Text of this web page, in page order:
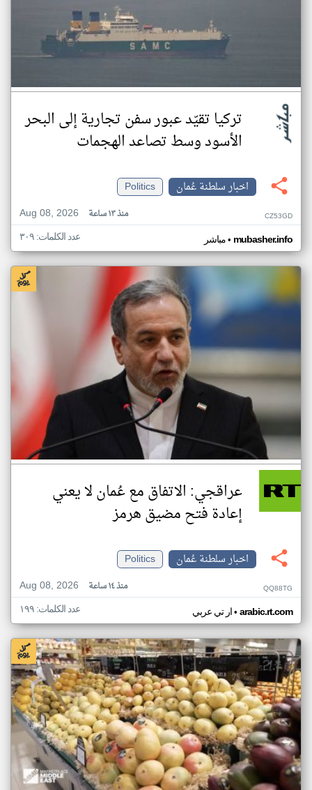
تركيا تقيّد عبور سفن تجارية إلى البحر
الأسود وسط تصاعد الهجمات
اخبار سلطنة عُمان
Politics
Aug 08, 2026
منذ ١٣ ساعة CZ53GD
مباشر• mubasher.info عدد الكلمات: ٣٠٩
عراقجي: الاتفاق مع عُمان لا يعني
إعادة فتح مضيق هرمز
اخبار سلطنة عُمان
Politics
Aug 08, 2026
منذ ١٤ ساعة QQ88TG
ار تي عربي• arabic.rt.com عدد الكلمات: ١٩٩